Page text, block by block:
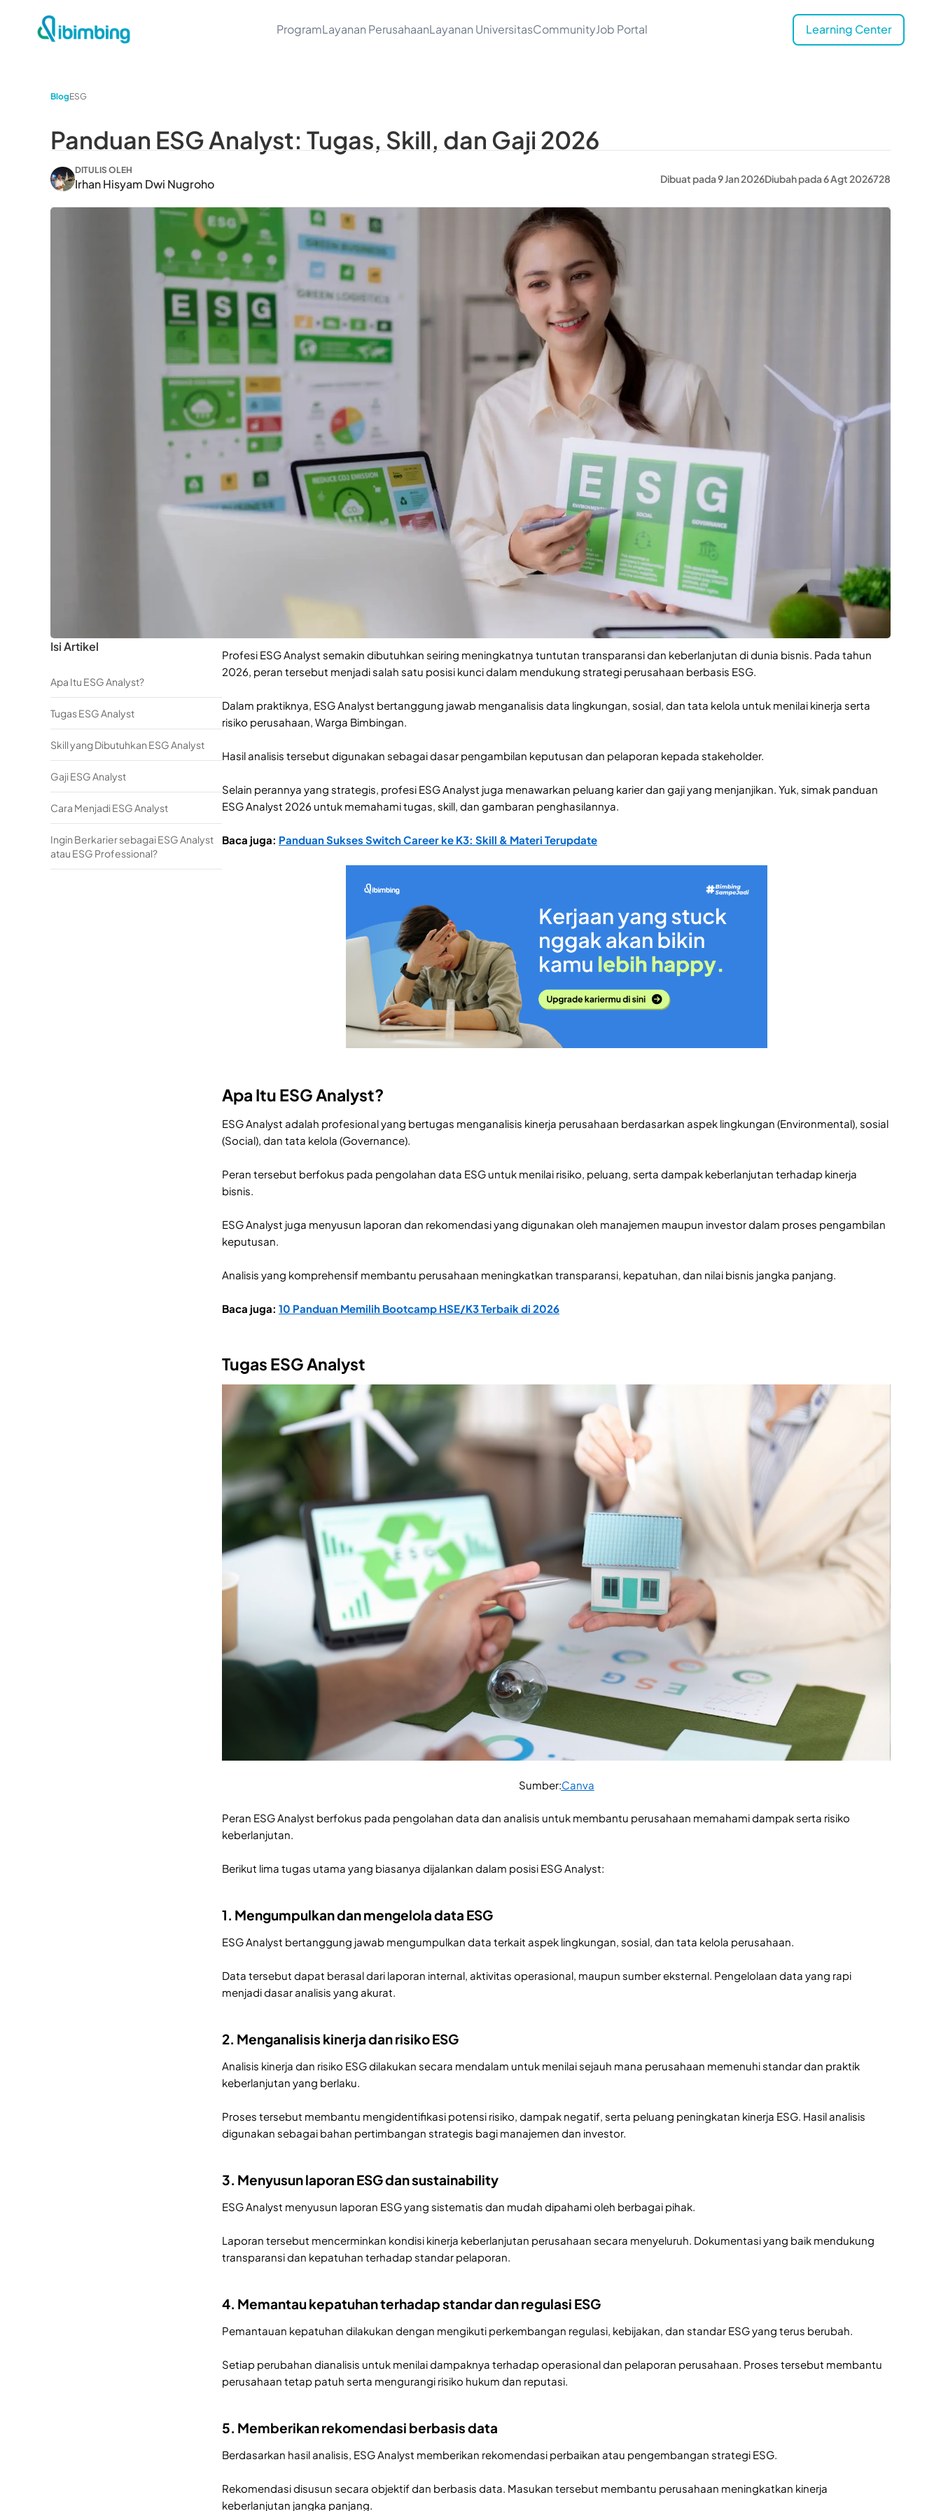
ProgramLayanan PerusahaanLayanan UniversitasCommunityJob Portal Learning Center
BlogESG
Panduan ESG Analyst: Tugas, Skill, dan Gaji 2026
DITULIS OLEH
Irhan Hisyam Dwi Nugroho Dibuat pada 9 Jan 2026Diubah pada 6 Agt 2026728
Isi Artikel
Apa Itu ESG Analyst?
Tugas ESG Analyst
Skill yang Dibutuhkan ESG Analyst
Gaji ESG Analyst
Cara Menjadi ESG Analyst
Ingin Berkarier sebagai ESG Analyst
atau ESG Professional?
Profesi ESG Analyst semakin dibutuhkan seiring meningkatnya tuntutan transparansi dan keberlanjutan di dunia bisnis. Pada tahun
2026, peran tersebut menjadi salah satu posisi kunci dalam mendukung strategi perusahaan berbasis ESG.
Dalam praktiknya, ESG Analyst bertanggung jawab menganalisis data lingkungan, sosial, dan tata kelola untuk menilai kinerja serta
risiko perusahaan, Warga Bimbingan.
Hasil analisis tersebut digunakan sebagai dasar pengambilan keputusan dan pelaporan kepada stakeholder.
Selain perannya yang strategis, profesi ESG Analyst juga menawarkan peluang karier dan gaji yang menjanjikan. Yuk, simak panduan
ESG Analyst 2026 untuk memahami tugas, skill, dan gambaran penghasilannya.
Baca juga: Panduan Sukses Switch Career ke K3: Skill & Materi Terupdate
Apa Itu ESG Analyst?
ESG Analyst adalah profesional yang bertugas menganalisis kinerja perusahaan berdasarkan aspek lingkungan (Environmental), sosial
(Social), dan tata kelola (Governance).
Peran tersebut berfokus pada pengolahan data ESG untuk menilai risiko, peluang, serta dampak keberlanjutan terhadap kinerja
bisnis.
ESG Analyst juga menyusun laporan dan rekomendasi yang digunakan oleh manajemen maupun investor dalam proses pengambilan
keputusan.
Analisis yang komprehensif membantu perusahaan meningkatkan transparansi, kepatuhan, dan nilai bisnis jangka panjang.
​​Baca juga: 10 Panduan Memilih Bootcamp HSE/K3 Terbaik di 2026
Tugas ESG Analyst
Sumber:Canva
Peran ESG Analyst berfokus pada pengolahan data dan analisis untuk membantu perusahaan memahami dampak serta risiko
keberlanjutan.
Berikut lima tugas utama yang biasanya dijalankan dalam posisi ESG Analyst:
1. Mengumpulkan dan mengelola data ESG
ESG Analyst bertanggung jawab mengumpulkan data terkait aspek lingkungan, sosial, dan tata kelola perusahaan.
Data tersebut dapat berasal dari laporan internal, aktivitas operasional, maupun sumber eksternal. Pengelolaan data yang rapi
menjadi dasar analisis yang akurat.
2. Menganalisis kinerja dan risiko ESG
Analisis kinerja dan risiko ESG dilakukan secara mendalam untuk menilai sejauh mana perusahaan memenuhi standar dan praktik
keberlanjutan yang berlaku.
Proses tersebut membantu mengidentifikasi potensi risiko, dampak negatif, serta peluang peningkatan kinerja ESG. Hasil analisis
digunakan sebagai bahan pertimbangan strategis bagi manajemen dan investor.
3. Menyusun laporan ESG dan sustainability
ESG Analyst menyusun laporan ESG yang sistematis dan mudah dipahami oleh berbagai pihak.
Laporan tersebut mencerminkan kondisi kinerja keberlanjutan perusahaan secara menyeluruh. Dokumentasi yang baik mendukung
transparansi dan kepatuhan terhadap standar pelaporan.
4. Memantau kepatuhan terhadap standar dan regulasi ESG
Pemantauan kepatuhan dilakukan dengan mengikuti perkembangan regulasi, kebijakan, dan standar ESG yang terus berubah.
Setiap perubahan dianalisis untuk menilai dampaknya terhadap operasional dan pelaporan perusahaan. Proses tersebut membantu
perusahaan tetap patuh serta mengurangi risiko hukum dan reputasi.
5. Memberikan rekomendasi berbasis data
Berdasarkan hasil analisis, ESG Analyst memberikan rekomendasi perbaikan atau pengembangan strategi ESG.
Rekomendasi disusun secara objektif dan berbasis data. Masukan tersebut membantu perusahaan meningkatkan kinerja
keberlanjutan jangka panjang.